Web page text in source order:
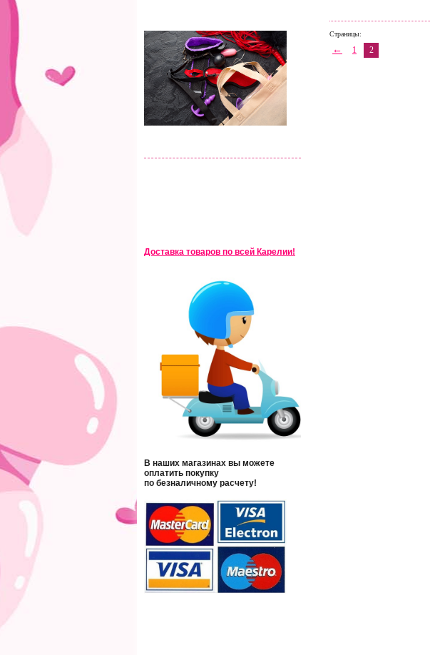
Доставка товаров по всей Карелии!
В наших магазинах вы можете
оплатить покупку
по безналичному расчету!
Страницы:
← 1 2